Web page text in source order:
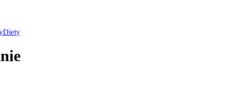
Diety